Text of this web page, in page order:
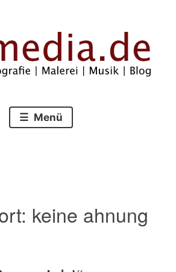
Menü
keine ahnung